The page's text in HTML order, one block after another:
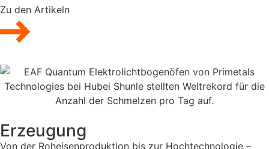
Zu den Artikeln
Erzeugung
Von der Roheisenproduktion bis zur Hochtechnologie –